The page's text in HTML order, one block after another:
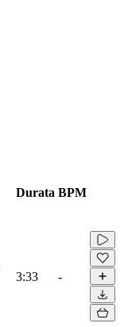
Durata BPM
3:33 -